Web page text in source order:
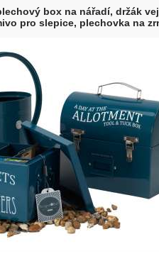
box na nářadí, držák
pro slepice, plechovka na